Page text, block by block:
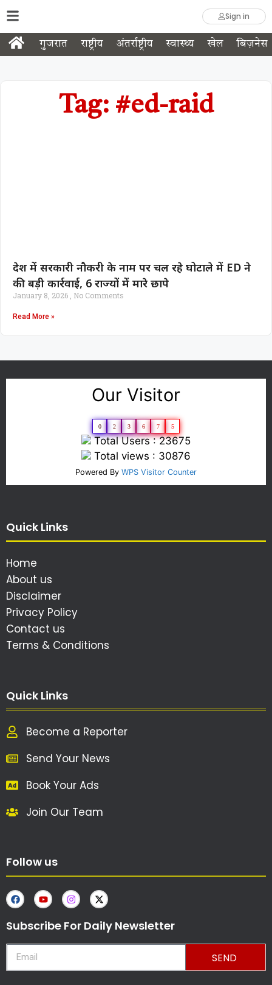
Sign in
गुजरात राष्ट्रीय अंतर्राष्ट्रीय स्वास्थ्य खेल बिज़नेस
Tag: #ed-raid
देश में सरकारी नौकरी के नाम पर चल रहे घोटाले में ED ने
की बड़ी कार्रवाई, 6 राज्यों में मारे छापे
January 8, 2026 No Comments
Read More »
Our Visitor
0 2 3 6 7 5
Total Users : 23675
Total views : 30876
Powered By WPS Visitor Counter
Quick Links
Home
About us
Disclaimer
Privacy Policy
Contact us
Terms & Conditions
Quick Links
Become a Reporter
Send Your News
Book Your Ads
Join Our Team
Follow us
Subscribe For Daily Newsletter
SEND